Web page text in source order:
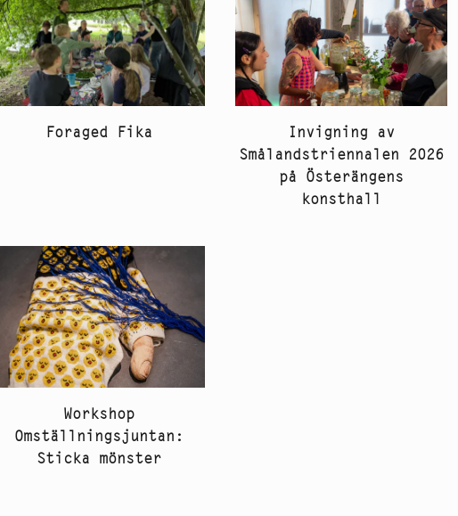
Foraged Fika
Invigning av
Smålandstriennalen 2026
på Österängens
konsthall
Workshop
Omställningsjuntan:
Sticka mönster